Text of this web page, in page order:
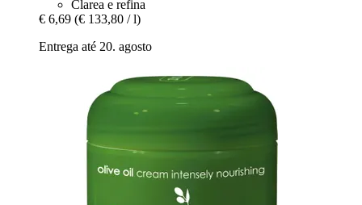
Clarea e refina
€ 6,69 (€ 133,80 / l)
Entrega até 20. agosto